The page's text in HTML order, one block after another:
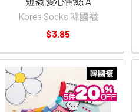
Korea Socks 韓國襪
$3.85
韓國襪